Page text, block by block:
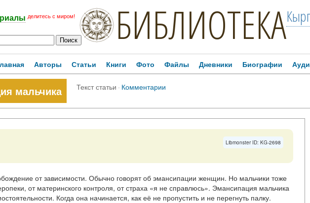
делитесь с миром! БИБЛИОТЕКА
Авторы Статьи Книги Фото Файлы Дневники Биографии
мальчика Текст статьи · Комментарии
Libmonster ID: KG-2698
от зависимости. Обычно говорят об эмансипации женщин. Но мальчики тоже
от материнского контроля, от страха «я не справлюсь». Эмансипация мальчика
Когда она начинается, как её не пропустить и не перегнуть палку.